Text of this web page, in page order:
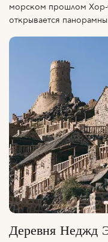
морском прошлом
открывается
Деревня Неджд